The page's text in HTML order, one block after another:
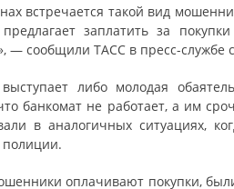
встречается такой вид
заплатить за
— сообщили ТАСС в пресс-службе
либо молодая
банкомат не работает, а им
в аналогичных ситуациях,
полиции.
оплачивают покупки,